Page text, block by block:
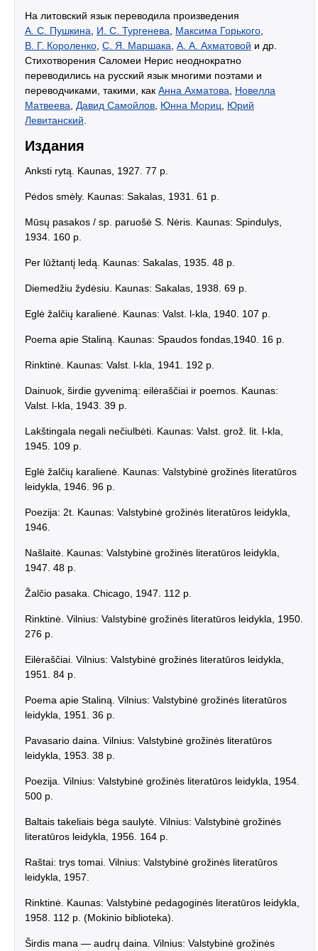
На литовский язык переводила произведения
А. С. Пушкина, И. С. Тургенева, Максима Горького,
В. Г. Короленко, С. Я. Маршака, А. А. Ахматовой и др.
Стихотворения Саломеи Нерис неоднократно
переводились на русский язык многими поэтами и
переводчиками, такими, как Анна Ахматова, Новелла
Матвеева, Давид Самойлов, Юнна Мориц, Юрий
Левитанский.
Издания
Anksti rytą. Kaunas, 1927. 77 p.
Pėdos smėly. Kaunas: Sakalas, 1931. 61 p.
Mūsų pasakos / sp. paruošė S. Nėris. Kaunas: Spindulys,
1934. 160 p.
Per lūžtantį ledą. Kaunas: Sakalas, 1935. 48 p.
Diemedžiu žydėsiu. Kaunas: Sakalas, 1938. 69 p.
Eglė žalčių karalienė. Kaunas: Valst. l-kla, 1940. 107 p.
Poema apie Staliną. Kaunas: Spaudos fondas,1940. 16 p.
Rinktinė. Kaunas: Valst. l-kla, 1941. 192 p.
Dainuok, širdie gyvenimą: eilėraščiai ir poemos. Kaunas:
Valst. l-kla, 1943. 39 p.
Lakštingala negali nečiulbėti. Kaunas: Valst. grož. lit. l-kla,
1945. 109 p.
Eglė žalčių karalienė. Kaunas: Valstybinė grožinės literatūros
leidykla, 1946. 96 p.
Poezija: 2t. Kaunas: Valstybinė grožinės literatūros leidykla,
1946.
Našlaitė. Kaunas: Valstybinė grožinės literatūros leidykla,
1947. 48 p.
Žalčio pasaka. Chicago, 1947. 112 p.
Rinktinė. Vilnius: Valstybinė grožinės literatūros leidykla, 1950.
276 p.
Eilėraščiai. Vilnius: Valstybinė grožinės literatūros leidykla,
1951. 84 p.
Poema apie Staliną. Vilnius: Valstybinė grožinės literatūros
leidykla, 1951. 36 p.
Pavasario daina. Vilnius: Valstybinė grožinės literatūros
leidykla, 1953. 38 p.
Poezija. Vilnius: Valstybinė grožinės literatūros leidykla, 1954.
500 p.
Baltais takeliais bėga saulytė. Vilnius: Valstybinė grožinės
literatūros leidykla, 1956. 164 p.
Raštai: trys tomai. Vilnius: Valstybinė grožinės literatūros
leidykla, 1957.
Rinktinė. Kaunas: Valstybinė pedagoginės literatūros leidykla,
1958. 112 p. (Mokinio biblioteka).
Širdis mana — audrų daina. Vilnius: Valstybinė grožinės